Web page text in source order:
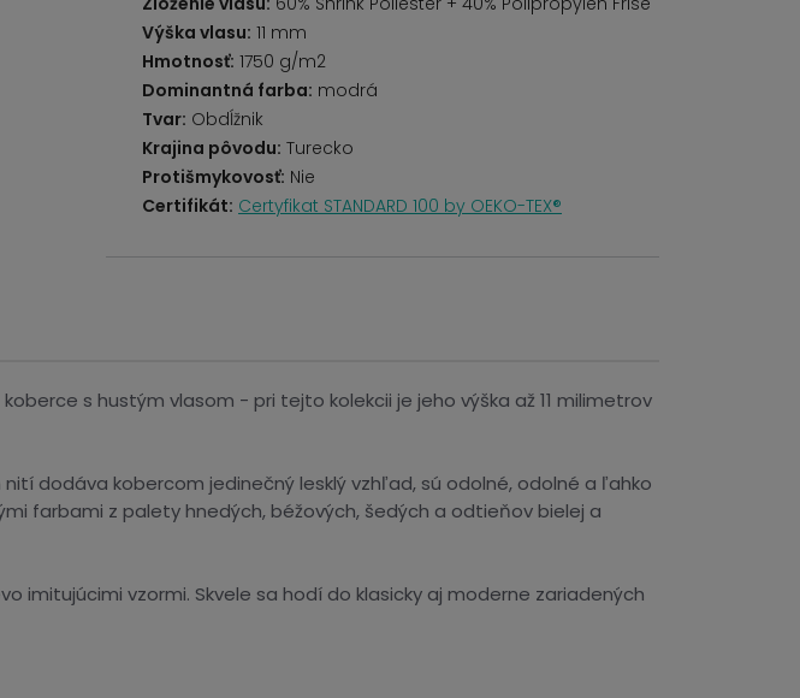
Výška vlasu: 11 mm
Hmotnosť: 1750 g/m2
Dominantná farba: modrá
Tvar: Obdĺžnik
Krajina pôvodu: Turecko
Protišmykovosť: Nie
Certifikát: Certyfikat STANDARD 100 by OEKO-TEX®
s hustým vlasom - pri tejto kolekcii je jeho výška až 11 milimetrov
dodáva kobercom jedinečný lesklý vzhľad, sú odolné, odolné a ľahko
farbami z palety hnedých, béžových, šedých a odtieňov bielej a
vzormi. Skvele sa hodí do klasicky aj moderne zariadených